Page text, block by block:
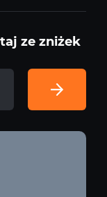
ze zniżek